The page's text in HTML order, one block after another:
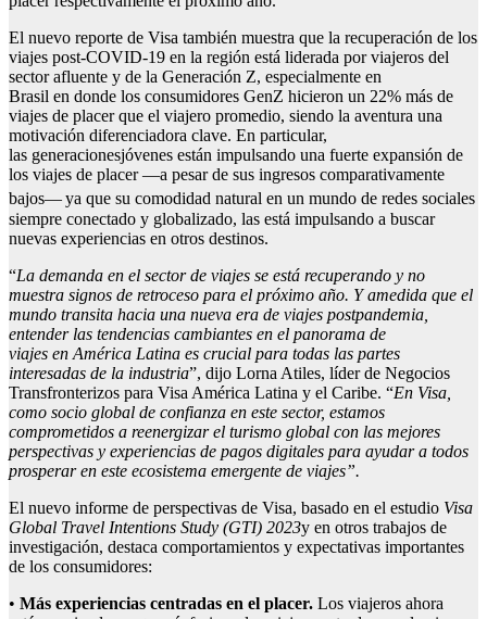
El nuevo reporte de Visa también muestra que la recuperación de los
viajes post-COVID-19 en la región está liderada por viajeros del
sector afluente y de la Generación Z, especialmente en
Brasil en donde los consumidores GenZ hicieron un 22% más de
viajes de placer que el viajero promedio, siendo la aventura una
motivación diferenciadora clave. En particular,
las generacionesjóvenes están impulsando una fuerte expansión de
los viajes de placer —a pesar de sus ingresos comparativamente
bajos—ya que su comodidad natural en un mundo de redes sociales
siempre conectado y globalizado, las está impulsando a buscar
nuevas experiencias en otros destinos.
“La demanda en el sector de viajes se está recuperando y no
muestra signos de retroceso para el próximo año. Y amedida que el
mundo transita hacia una nueva era de viajes postpandemia
entender las tendencias cambiantes en el panorama de
viajes en América Latina es crucial para todas las partes
interesadas de la industria”, dijo Lorna Atiles, líder de Negocios
Transfronterizos para Visa América Latina y el Caribe. “En Visa,
como socio global de confianza en este sector, estamos
comprometidos a reenergizar el turismo global con las mejores
perspectivas y experiencias de pagos digitales para ayudar a todos
prosperaren este ecosistema emergente de viajes”.
El nuevo informe de perspectivas de Visa, basado en el estudio Visa
Global Travel Intentions Study (GTI) 2023y en otros trabajos de
investigación, destaca comportamientos y expectativas importantes
de los consumidores:
• Más experiencias centradas en el placer. Los viajeros ahora